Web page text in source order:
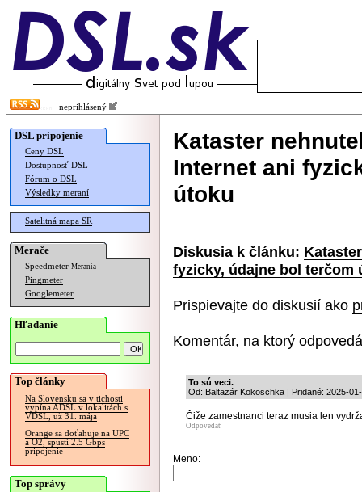
neprihlásený
DSL pripojenie
Ceny DSL
Dostupnosť DSL
Fórum o DSL
Výsledky meraní
Satelitná mapa SR
Merače
Speedmeter Merania
Pingmeter
Googlemeter
Hľadanie
Top články
Na Slovensku sa v tichosti
vypína ADSL v lokalitách s
VDSL, už 31. mája
Orange sa doťahuje na UPC
a O2, spustí 2.5 Gbps
pripojenie
Top správy
Kataster
Internet ani
útoku
Diskusia k článku:
fyzicky, údajne bol terčom
Prispievajte do diskusií ako
Komentár, na ktorý
To sú veci.
Od: Baltazár Kokoschka | Pridané: 2025-
Čiže zamestnanci teraz musia len
Odpovedať
Meno: